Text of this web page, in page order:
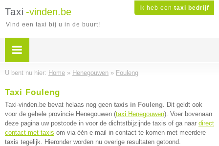
Ik heb een taxi bedrijf
Taxi -vinden.be
Vind een taxi bij u in de buurt!
U bent nu hier: Home » Henegouwen » Fouleng
Taxi Fouleng
Taxi-vinden.be bevat helaas nog geen taxis in Fouleng. Dit geldt ook
voor de gehele provincie Henegouwen (taxi Henegouwen). Voer bovenaan
deze pagina uw postcode in voor de dichtstbijzijnde taxis of ga naar direct
contact met taxis om via één e-mail in contact te komen met meerdere
taxis tegelijk. Hieronder worden nu overige resultaten getoond.